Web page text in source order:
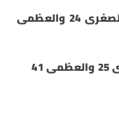
– درجات الحرارة فى الوادى الجديد الصغرى 24 والعظمى